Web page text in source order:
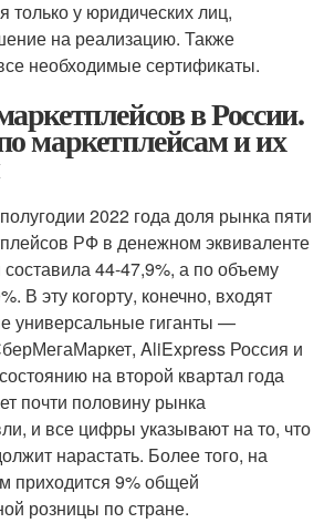
только у юридических лиц,
на реализацию. Также
необходимые сертификаты.
в России.
маркетплейсам и их
2022 года доля рынка пяти
РФ в денежном эквиваленте
44-47,9%, а по объему
В эту когорту, конечно, входят
универсальные гиганты —
AliExpress Россия и
на второй квартал года
почти половину рынка
и все цифры указывают на то, что
нарастать. Более того, на
приходится 9% общей
розницы по стране.